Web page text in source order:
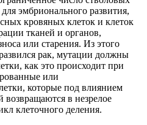
эмбрионального развития,
кровяных клеток и клеток
тканей и органов,
или старения. Из этого
рак, мутации должны
как это происходит при
или
которые под влиянием
в незрелое
клеточного деления.